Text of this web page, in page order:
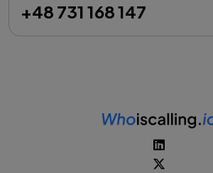
+48 731 168 147